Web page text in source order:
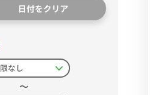
日付をクリア
〜